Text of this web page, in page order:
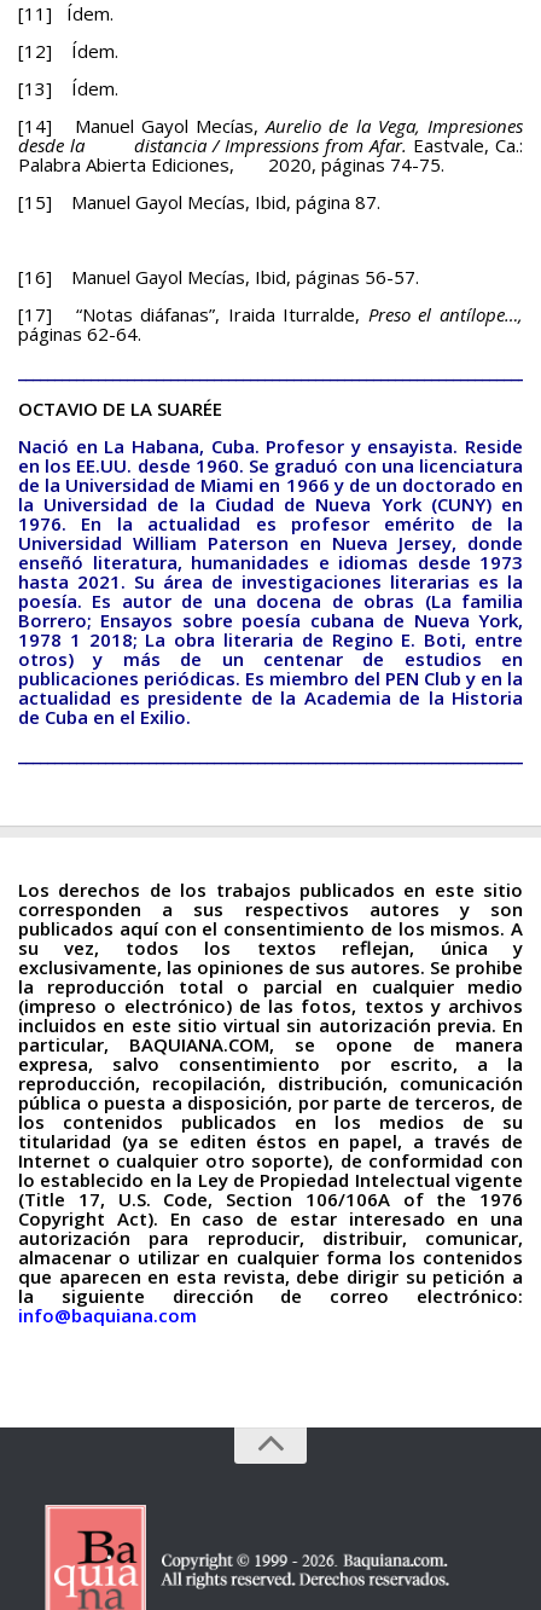
[11] Ídem.
[12] Ídem.
[13] Ídem.
[14] Manuel Gayol Mecías,Aurelio de la Vega, Impresiones
desde la distancia / Impressions from Afar. Eastvale, Ca.:
Palabra Abierta Ediciones, 2020, páginas 74-75.
[15] Manuel Gayol Mecías, Ibid, página 87.
[16] Manuel Gayol Mecías, Ibid, páginas 56-57.
[17] “Notas diáfanas”, Iraida Iturralde, Preso el antílope…,
páginas 62-64.
OCTAVIO DE LA SUARÉE
Nació en La Habana, Cuba. Profesor y ensayista. Reside
en los EE.UU. desde 1960. Se graduó con una licenciatura
de la Universidad de Miami en 1966 y de un doctorado en
la Universidad de la Ciudad de Nueva York (CUNY) en
1976. En la actualidad es profesor emérito de la
Universidad William Paterson en Nueva Jersey, donde
enseñó literatura, humanidades e idiomas desde 1973
hasta 2021. Su área de investigaciones literarias es la
poesía. Es autor de una docena de obras (La familia
Borrero; Ensayos sobre poesía cubana de Nueva York,
1978 1 2018; La obra literaria de Regino E. Boti, entre
otros) y más de un centenar de estudios en
publicaciones periódicas. Es miembro del PEN Club y en la
actualidad es presidente de la Academia de la Historia
de Cuba en el Exilio.
Los derechos de los trabajos publicados en este sitio
corresponden a sus respectivos autores y son
publicados aquí con el consentimiento de los mismos. A
su vez, todos los textos reflejan, única y
exclusivamente, las opiniones de sus autores. Se prohibe
la reproducción total o parcial en cualquier medio
(impreso o electrónico) de las fotos, textos y archivos
incluidos en este sitio virtual sin autorización previa. En
particular, BAQUIANA.COM, se opone de manera
expresa, salvo consentimiento por escrito, a la
reproducción, recopilación, distribución, comunicación
pública o puesta a disposición, por parte de terceros, de
los contenidos publicados en los medios de su
titularidad (ya se editen éstos en papel, a través de
Internet o cualquier otro soporte), de conformidad con
lo establecido en la Ley de Propiedad Intelectual vigente
(Title 17, U.S. Code, Section 106/106A of the 1976
Copyright Act). En caso de estar interesado en una
autorización para reproducir, distribuir, comunicar,
almacenar o utilizar en cualquier forma los contenidos
que aparecen en esta revista, debe dirigir su petición a
la siguiente dirección de correo electrónico:
info@baquiana.com